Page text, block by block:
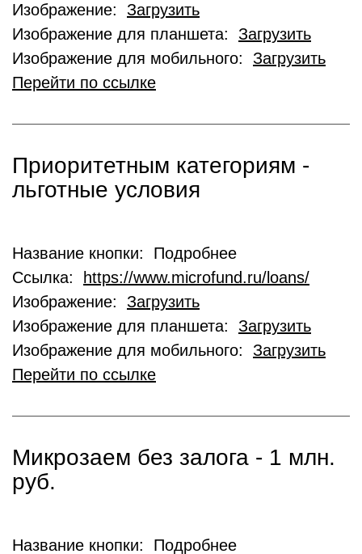
Изображение: Загрузить
Изображение для планшета: Загрузить
Изображение для мобильного: Загрузить
Перейти по ссылке
Приоритетным категориям -
льготные условия
Название кнопки: Подробнее
Ссылка:
https://www.microfund.ru/loans/
Изображение: Загрузить
Изображение для планшета: Загрузить
Изображение для мобильного: Загрузить
Перейти по ссылке
Микрозаем без залога - 1 млн.
руб.
Название кнопки: Подробнее